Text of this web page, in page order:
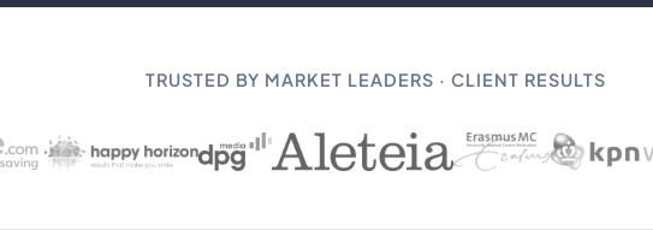
TRUSTED BY MARKET LEADERS · CLIENT RESULTS